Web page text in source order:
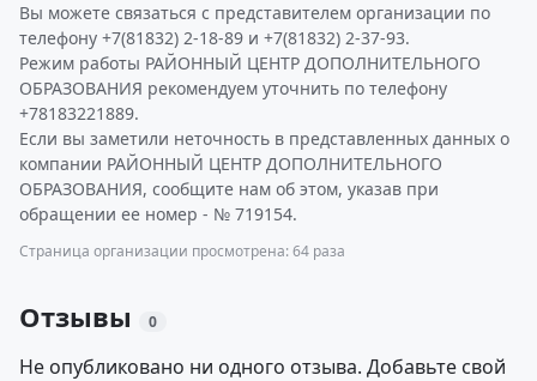
Вы можете связаться с представителем организации по
телефону +7(81832) 2-18-89 и +7(81832) 2-37-93.
Режим работы РАЙОННЫЙ ЦЕНТР ДОПОЛНИТЕЛЬНОГО
ОБРАЗОВАНИЯ рекомендуем уточнить по телефону
+78183221889.
Если вы заметили неточность в представленных данных о
компании РАЙОННЫЙ ЦЕНТР ДОПОЛНИТЕЛЬНОГО
ОБРАЗОВАНИЯ, сообщите нам об этом, указав при
обращении ее номер - № 719154.
Страница организации просмотрена: 64 раза
Отзывы 0
Не опубликовано ни одного отзыва. Добавьте свой